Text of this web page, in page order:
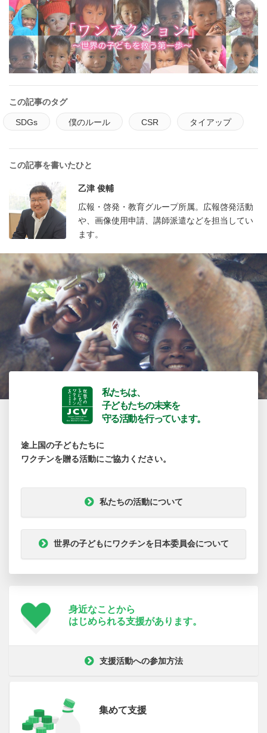
この記事のタグ
SDGs 僕のルール CSR タイアップ
この記事を書いたひと
乙津 俊輔
広報・啓発・教育グループ所属。広報啓発活動
や、画像使用申請、講師派遣などを担当してい
ます。
私たちは、
子どもたちの未来を
守る活動を行っています。
途上国の子どもたちに
ワクチンを贈る活動にご協力ください。
私たちの活動について
世界の子どもにワクチンを日本委員会について
身近なことから
はじめられる支援があります。
支援活動への参加方法
集めて支援